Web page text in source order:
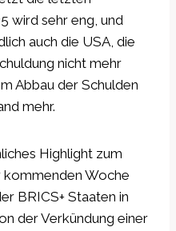
wird sehr eng, und
auch die USA, die
nicht mehr
Abbau der Schulden
mehr.
Highlight zum
kommenden Woche
BRICS+ Staaten in
der Verkündung einer